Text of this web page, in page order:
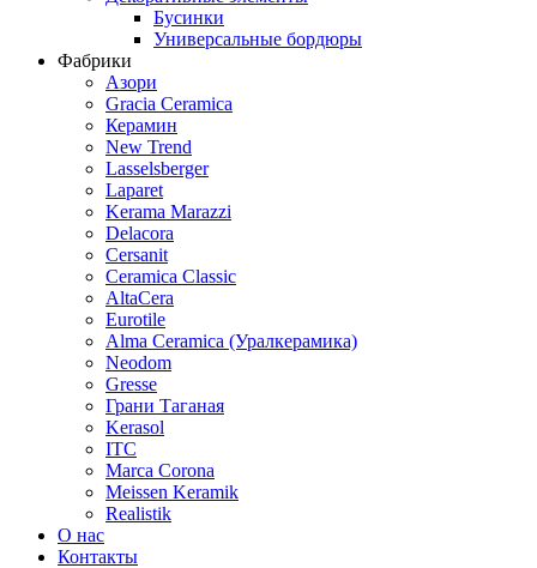
Бусинки
Универсальные бордюры
Фабрики
Азори
Gracia Ceramica
Керамин
New Trend
Lasselsberger
Laparet
Kerama Marazzi
Delacora
Cersanit
Ceramica Classic
AltaCera
Eurotile
Alma Ceramica (Уралкерамика)
Neodom
Gresse
Грани Таганая
Kerasol
ITC
Marca Corona
Meissen Keramik
Realistik
О нас
Контакты